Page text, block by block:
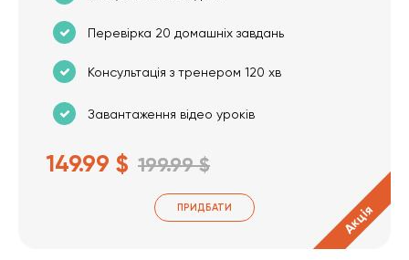
Перевірка 20 домашніх завдань
Консультація з тренером 120 хв
Завантаження відео уроків
149.99 $ 199.99 $
ПРИДБАТИ Акція